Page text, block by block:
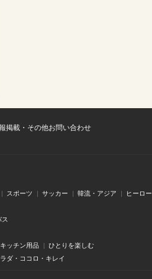
掲載・その他お問い合わせ
スポーツ サッカー 韓流・アジア ヒーロー
キッチン用品 ひとりを楽しむ
ダ・ココロ・キレイ